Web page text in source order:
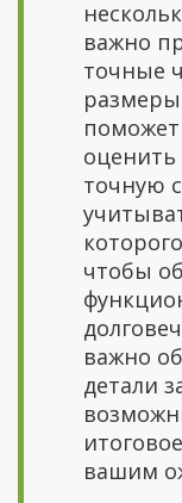
важно
точные
точную
чтобы
важно
детали
вашим